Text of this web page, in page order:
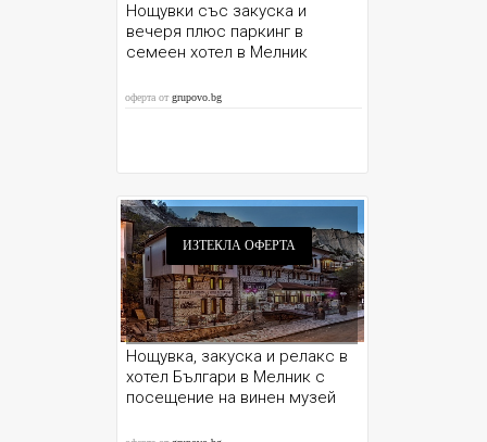
Нощувки със закуска и
вечеря плюс паркинг в
семеен хотел в Мелник
оферта отgrupovo.bg
ИЗТЕКЛА ОФЕРТА
Нощувка, закуска и релакс в
хотел Българи в Мелник с
посещение на винен музей